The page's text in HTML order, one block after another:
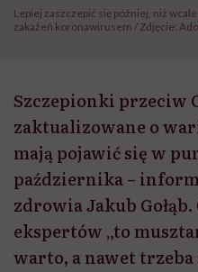
Lepiej zaszczepić się później, niż
zakażeń koronawirusem / Zdjęcie:
Szczepionki przeciw
zaktualizowane o
mają pojawić się w
października –
zdrowia Jakub
ekspertów „to
warto, a nawet trzeba